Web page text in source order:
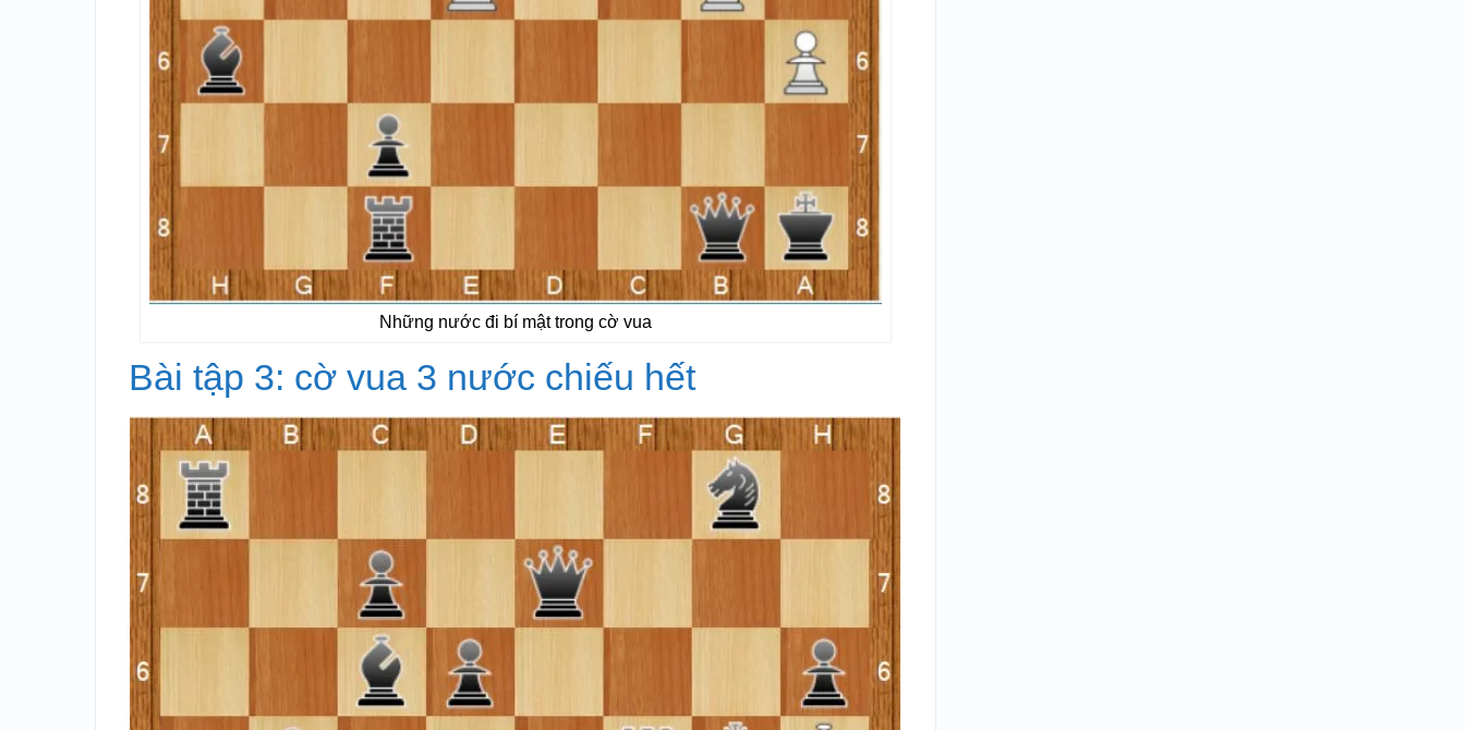
Những nước đi bí mật trong cờ vua
Bài tập 3: cờ vua 3 nước chiếu hết